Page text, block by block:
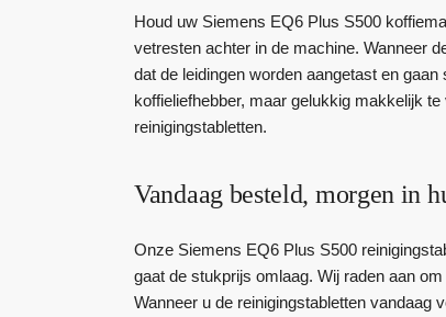
Houd uw Siemens EQ6 Plus S500
vetresten achter in de machine. Wanneer
dat de leidingen worden aangetast en
koffieliefhebber, maar gelukkig makkelijk
reinigingstabletten.
Vandaag besteld, morgen in
Onze Siemens EQ6 Plus S500
gaat de stukprijs omlaag. Wij raden aan
Wanneer u de reinigingstabletten vandaag